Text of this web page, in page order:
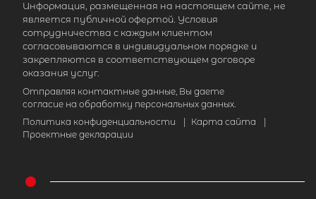
Информация, размещенная на настоящем сайте, не
является публичной офертой. Условия
сотрудничества с каждым клиентом
согласовываются в индивидуальном порядке и
закрепляются в соответствующем договоре
оказания услуг.
Отправляя контактные данные, Вы даете
согласие на обработку персональных данных.
Политика конфиденциальности
Карта сайта
Проектные декларации